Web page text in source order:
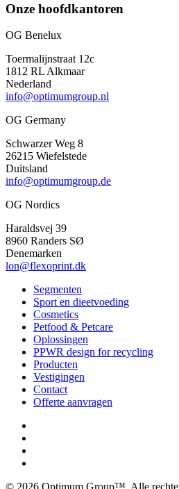
Onze hoofdkantoren
OG Benelux
Toermalijnstraat 12c
1812 RL Alkmaar
Nederland
info@optimumgroup.nl
OG Germany
Schwarzer Weg 8
26215 Wiefelstede
Duitsland
info@optimumgroup.de
OG Nordics
Haraldsvej 39
8960 Randers SØ
Denemarken
lon@flexoprint.dk
Segmenten
Sport en dieetvoeding
Cosmetics
Petfood & Petcare
Oplossingen
PPWR design for recycling
Producten
Vestigingen
Contact
Offerte aanvragen